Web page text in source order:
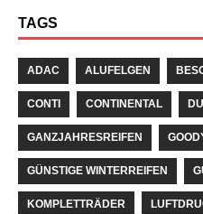
TAGS
ADAC ALUFELGEN
CONTI CONTINENTAL
GANZJAHRESREIFEN
GÜNSTIGE WINTERREIFEN
KOMPLETTRÄDER